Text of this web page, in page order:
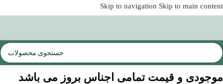
Skip to navigation Skip to main content
موجودی و قیمت تمامی اجناس بروز می باشد